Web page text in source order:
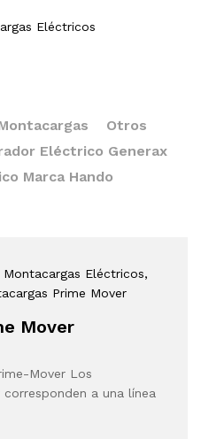
Eléctricos
Otros
Eléctrico Generax
Marca Hando
Montacargas Eléctricos,
Prime Mover
Mover
Mover Los
a una línea